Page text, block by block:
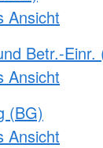
Ansicht
Betr.-Einr.
Ansicht
(BG)
Ansicht